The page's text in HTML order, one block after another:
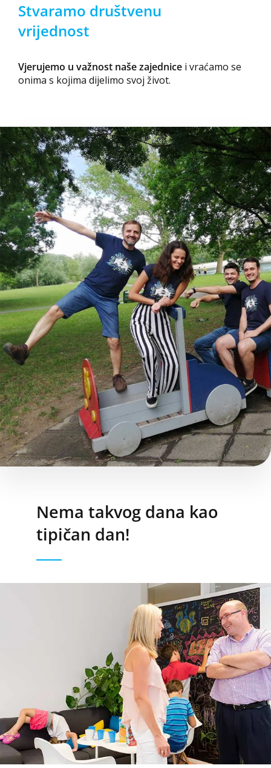
Stvaramo društvenu
vrijednost
Vjerujemo u važnost naše zajednice i vraćamo se
onima s kojima dijelimo svoj život.
Nema takvog dana kao
tipičan dan!